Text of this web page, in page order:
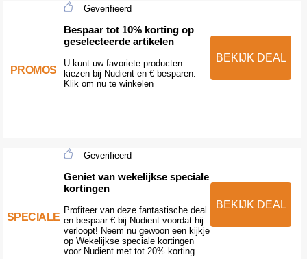
PROMOS
Geverifieerd
Bespaar tot 10% korting op
geselecteerde artikelen
U kunt uw favoriete producten
kiezen bij Nudient en € besparen.
Klik om nu te winkelen
BEKIJK DEAL
SPECIALE
Geverifieerd
Geniet van wekelijkse speciale
kortingen
Profiteer van deze fantastische deal
en bespaar € bij Nudient voordat hij
verloopt! Neem nu gewoon een kijkje
op Wekelijkse speciale kortingen
voor Nudient met tot 20% korting
BEKIJK DEAL